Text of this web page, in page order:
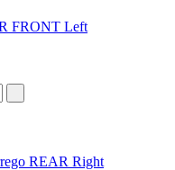
FRONT Left
REAR Right